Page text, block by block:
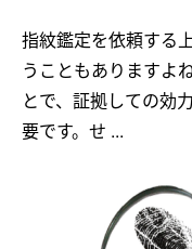
指紋鑑定を依頼する
うこともありますよ
とで、証拠しての効
要です。せ ...